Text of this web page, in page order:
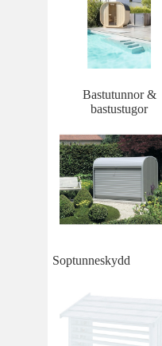
Bastutunnor &
bastustugor
Soptunneskydd